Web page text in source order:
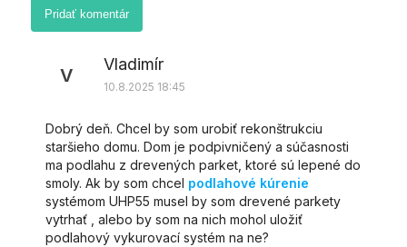
Pridať komentár
Výpis diskusií
V
Vladimír
10.8.2025 18:45
Dobrý deň. Chcel by som urobiť rekonštrukciu
staršieho domu. Dom je podpivničený a súčasnosti
ma podlahu z drevených parket, ktoré sú lepené do
smoly. Ak by som chcel podlahové kúrenie
systémom UHP55 musel by som drevené parkety
vytrhať , alebo by som na nich mohol uložiť
podlahový vykurovací systém na ne?